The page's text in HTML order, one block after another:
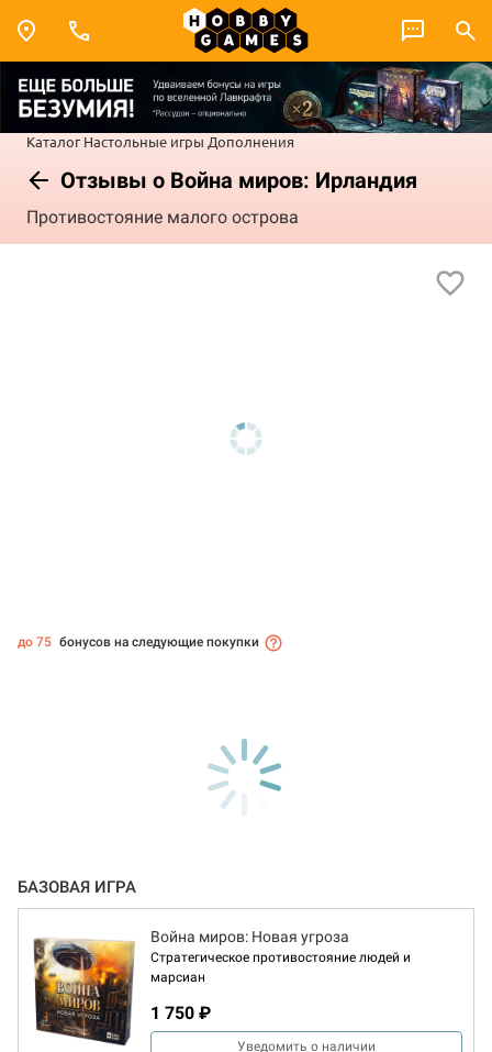
Каталог Настольные игры Дополнения
Отзывы о Война миров: Ирландия
Противостояние малого острова
до 75 бонусов на следующие покупки
БАЗОВАЯ ИГРА
Война миров: Новая угроза
Стратегическое противостояние людей и
марсиан
1 750 ₽
Уведомить о наличии